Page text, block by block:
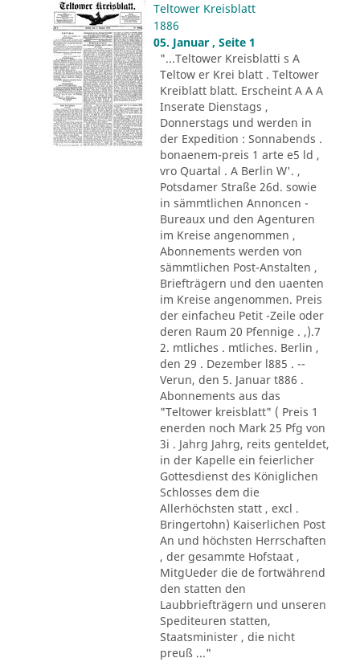
Teltower Kreisblatt
1886
05. Januar , Seite 1
"...Teltower Kreisblatti s A
Teltow er Krei blatt . Teltower
Kreiblatt blatt. Erscheint A A A
Inserate Dienstags ,
Donnerstags und werden in
der Expedition : Sonnabends .
bonaenem-preis 1 arte e5 ld ,
vro Quartal . A Berlin W'. ,
Potsdamer Straße 26d. sowie
in sämmtlichen Annoncen -
Bureaux und den Agenturen
im Kreise angenommen ,
Abonnements werden von
sämmtlichen Post-Anstalten ,
Briefträgern und den uaenten
im Kreise angenommen. Preis
der einfacheu Petit -Zeile oder
deren Raum 20 Pfennige . ,).7
2. mtliches . mtliches. Berlin ,
den 29 . Dezember l885 . --
Verun, den 5. Januar t886 .
Abonnements aus das
"Teltower kreisblatt" ( Preis 1
enerden noch Mark 25 Pfg von
3i . Jahrg Jahrg, reits genteldet,
in der Kapelle ein feierlicher
Gottesdienst des Königlichen
Schlosses dem die
Allerhöchsten statt , excl .
Bringertohn) Kaiserlichen Post
An und höchsten Herrschaften
, der gesammte Hofstaat ,
MitgUeder die de fortwährend
den statten den
Laubbriefträgern und unseren
Spediteuren statten,
Staatsminister , die nicht
preuß ..."